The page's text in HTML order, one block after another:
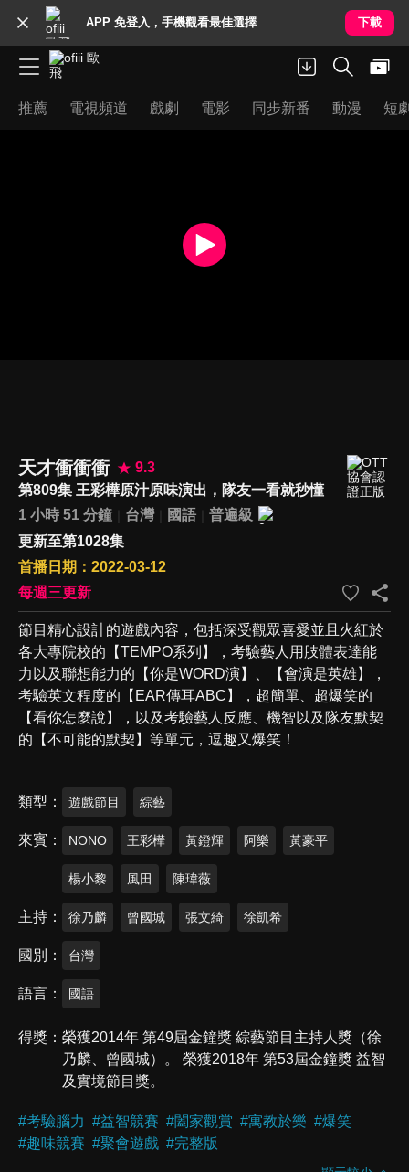
APP 免登入，手機觀看最佳選擇 下載
推薦 電視頻道 戲劇 電影 同步新番 動漫 短
天才衝衝衝
9.3
第809集 王彩樺原汁原味演出，隊友一看就秒懂
1 小時 51 分鐘
台灣 國語
普遍級
更新至第1028集
首播日期：2022-03-12
每週三更新
節目精心設計的遊戲內容，包括深受觀眾喜愛並且火紅於
各大專院校的【TEMPO系列】，考驗藝人用肢體表達能
力以及聯想能力的【你是WORD演】、【會演是英雄】，
考驗英文程度的【EAR傳耳ABC】，超簡單、超爆笑的
【看你怎麼說】，以及考驗藝人反應、機智以及隊友默契
的【不可能的默契】等單元，逗趣又爆笑！
類型 遊戲節目 綜藝
來賓 NONO 王彩樺 黃鐙輝 阿樂 黃豪平
楊小黎 風田 陳瑋薇
主持 徐乃麟 曾國城 張文綺 徐凱希
國別 台灣
語言 國語
得獎
榮獲2014年 第49屆金鐘獎 綜藝節目主持人獎（徐
乃麟、曾國城）。 榮獲2018年 第53屆金鐘獎 益智
及實境節目獎。
#考驗腦力 #益智競賽 #闔家觀賞 #寓教於樂 #爆笑
#趣味競賽 #聚會遊戲 #完整版